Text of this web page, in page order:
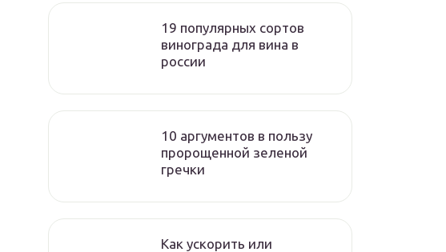
19 популярных сортов
винограда для вина в
россии
10 аргументов в пользу
пророщенной зеленой
гречки
Как ускорить или